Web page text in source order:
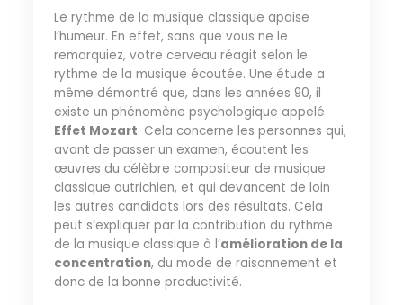
Le rythme de la musique classique apaise
l’humeur. En effet, sans que vous ne le
remarquiez, votre cerveau réagit selon le
rythme de la musique écoutée. Une étude a
même démontré que, dans les années 90, il
existe un phénomène psychologique appelé
Effet Mozart. Cela concerne les personnes qui,
avant de passer un examen, écoutent les
œuvres du célèbre compositeur de musique
classique autrichien, et qui devancent de loin
les autres candidats lors des résultats. Cela
peut s’expliquer par la contribution du rythme
de la musique classique à l’amélioration de la
concentration, du mode de raisonnement et
donc de la bonne productivité.